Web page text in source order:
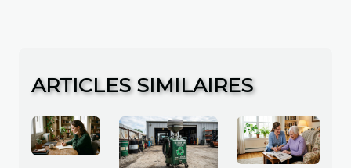
ARTICLES SIMILAIRES